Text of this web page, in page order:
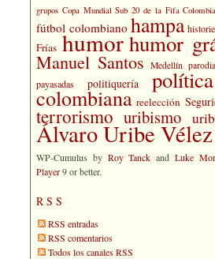
grupos Copa Mundial Sub 20 de la Fifa
fútbol colombiano hampa
Frías humorhumor
Manuel Santos Medellín parodia
payasadas
politiquería política
colombiana reelección
terrorismo uribismo
Álvaro Uribe Vélez
WP-Cumulus by Roy Tanck and Luke
Player9 or better.
RSS
RSS entradas
RSS comentarios
Todos los canales RSS